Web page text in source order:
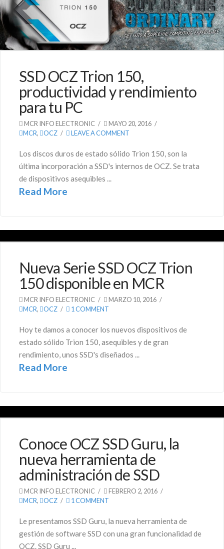
SSD OCZ Trion 150,
productividad y rendimiento
para tu PC
MCR INFO ELECTRONIC
MAYO 20, 2016
MCR, OCZ LEAVE A COMMENT
Los discos duros de estado sólido Trion 150, son la
última incorporación a SSD's internos de OCZ. Se trata
de dispositivos asequibles ...
Read More
Nueva Serie SSD OCZ Trion
150 disponible en MCR
MCR INFO ELECTRONIC
MARZO 10, 2016
MCR, OCZ 1 COMMENT
Hoy te damos a conocer los nuevos dispositivos de
estado sólido Trion 150, asequibles y de gran
rendimiento, unos SSD's diseñados ...
Read More
Conoce OCZ SSD Guru, la
nueva herramienta de
administración de SSD
MCR INFO ELECTRONIC
FEBRERO 2, 2016
MCR, OCZ 1 COMMENT
Le presentamos SSD Guru, la nueva herramienta de
gestión de software SSD con una gran funcionalidad de
OCZ. SSD Guru ...